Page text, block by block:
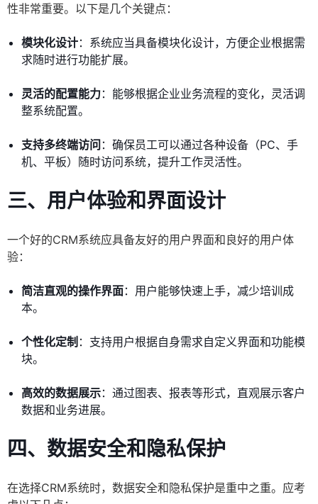
性非常重要。以下是几个关键点：
模块化设计：系统应当具备模块化设计，方便企业根据需
求随时进行功能扩展。
灵活的配置能力：能够根据企业业务流程的变化，灵活调
整系统配置。
支持多终端访问 ：确保员工可以通过各种设备（PC、手
机、平板）随时访问系统，提升工作灵活性。
三、用户体验和界面设计
一个好的CRM系统应具备友好的用户界面和良好的用户体
验：
简洁直观的操作界面：用户能够快速上手，减少培训成
本。
个性化定制 ：支持用户根据自身需求自定义界面和功能模
块。
高效的数据展示：通过图表、报表等形式，直观展示客户
数据和业务进展。
四、数据安全和隐私保护
在选择CRM系统时，数据安全和隐私保护是重中之重。应考